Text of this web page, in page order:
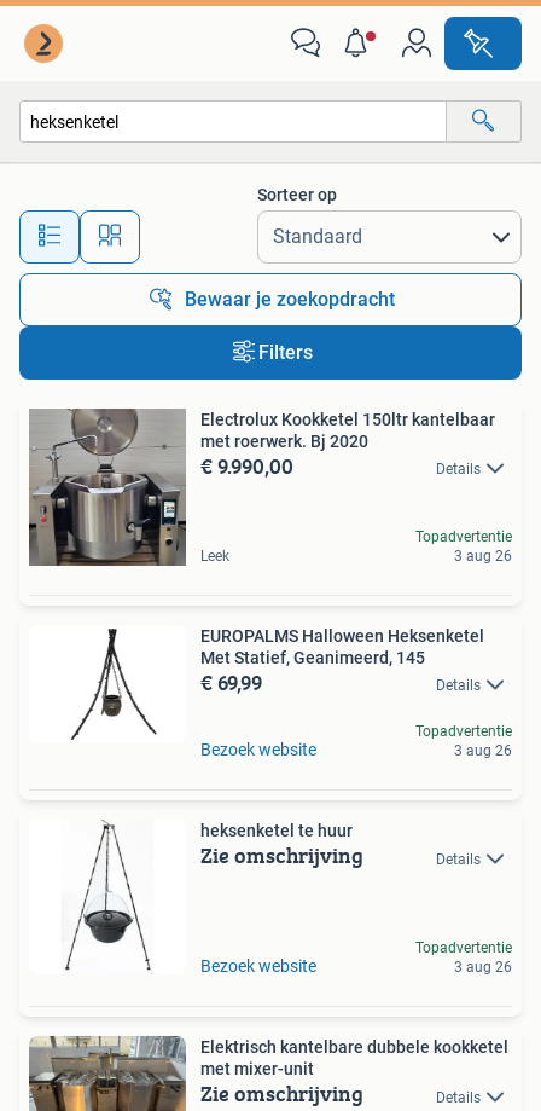
Alle afstanden…
Sorteer op
Bewaar je zoekopdracht
Filters
Electrolux Kookketel 150ltr kantelbaar
met roerwerk. Bj 2020
€ 9.990,00 Details
Leek
Topadvertentie
3 aug 26
EUROPALMS Halloween Heksenketel
Met Statief, Geanimeerd, 145
€ 69,99 Details
Bezoek website
Topadvertentie
3 aug 26
heksenketel te huur
Zie omschrijving Details
Bezoek website
Topadvertentie
3 aug 26
Elektrisch kantelbare dubbele kookketel
met mixer-unit
Zie omschrijving Details